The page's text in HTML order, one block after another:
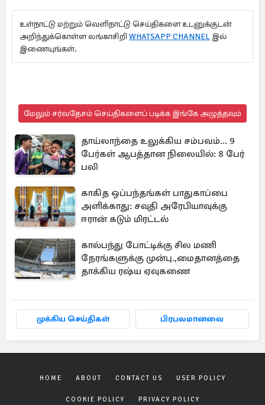
உள்நாட்டு மற்றும் வெளிநாட்டு செய்திகளை உடனுக்குடன்
அறிந்துக்கொள்ள லங்காசிறி WHATSAPP CHANNEL இல்
இணையுங்கள்.
மேலும் சர்வதேசம் செய்திகளைப் படிக்க இங்கே அழுத்தவும்
தாய்லாந்தை உலுக்கிய சம்பவம்... 9
பேர்கள் ஆபத்தான நிலையில்: 8 பேர்
பலி
காகித ஒப்பந்தங்கள் பாதுகாப்பை
அளிக்காது: சவுதி அரேபியாவுக்கு
ஈரான் கடும் மிரட்டல்
கால்பந்து போட்டிக்கு சில மணி
நேரங்களுக்கு முன்பு.,மைதானத்தை
தாக்கிய ரஷ்ய ஏவுகணை
முக்கிய செய்திகள் பிரபலமானவை
HOME ABOUT CONTACT US USER POLICY
COOKIE POLICY PRIVACY POLICY